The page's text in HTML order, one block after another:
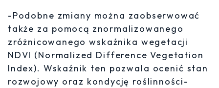
-Podobne zmiany można zaobserwować
także za pomocą znormalizowanego
zróżnicowanego wskaźnika wegetacji
NDVI (Normalized Difference Vegetation
Index). Wskaźnik ten pozwala ocenić stan
rozwojowy oraz kondycję roślinności-